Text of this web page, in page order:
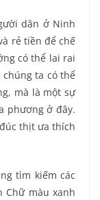
dân ở Ninh
rẻ tiền để chế
có thể lai rai
ta có thể
mà là một sự
phương ở đây.
thịt ưa thích
tìm kiếm các
màu xanh